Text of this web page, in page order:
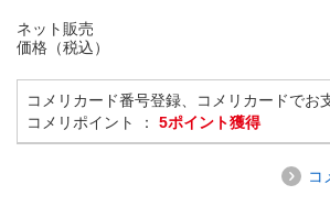
ネット販売
価格（税込）
コメリカード番号登録、コメリカードでお
コメリポイント ： 5ポイント獲得
コ